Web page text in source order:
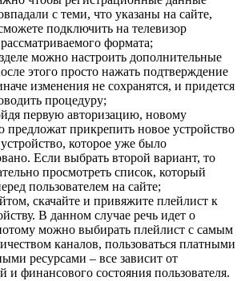
с теми, что указаны на сайте,
подключить на телевизор
формата;
можно настроить дополнительные
этого просто нажать подтверждение
изменения не сохранятся, и придется
процедуру;
первую авторизацию, новому
предложат прикрепить новое устройство
которое уже было
Если выбрать второй вариант, то
просмотреть список, который
пользователем на сайте;
скачайте и привяжите плейлист к
В данном случае речь идет о
можно выбирать плейлист с самым
каналов, пользоваться платными
ресурсами – все зависит от
и финансового состояния пользователя.